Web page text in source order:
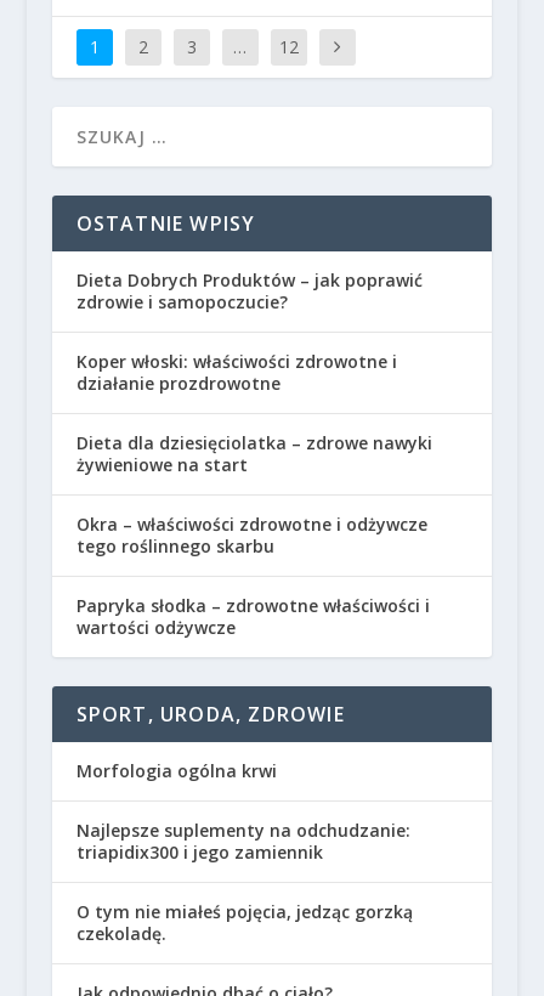
1 2 3 … 12
OSTATNIE WPISY
Dieta Dobrych Produktów – jak poprawić
zdrowie i samopoczucie?
Koper włoski: właściwości zdrowotne i
działanie prozdrowotne
Dieta dla dziesięciolatka – zdrowe nawyki
żywieniowe na start
Okra – właściwości zdrowotne i odżywcze
tego roślinnego skarbu
Papryka słodka – zdrowotne właściwości i
wartości odżywcze
SPORT, URODA, ZDROWIE
Morfologia ogólna krwi
Najlepsze suplementy na odchudzanie:
triapidix300 i jego zamiennik
O tym nie miałeś pojęcia, jedząc gorzką
czekoladę.